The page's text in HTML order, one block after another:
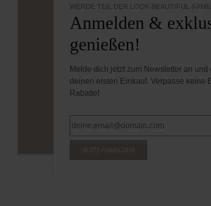
WERDE TEIL DER LOOK BEAUTIFUL-
Anmelden &
genießen!
Melde dich jetzt zum Newsletter an
deinen ersten Einkauf. Verpasse keine
Rabatte!
JETZT ANMELDEN